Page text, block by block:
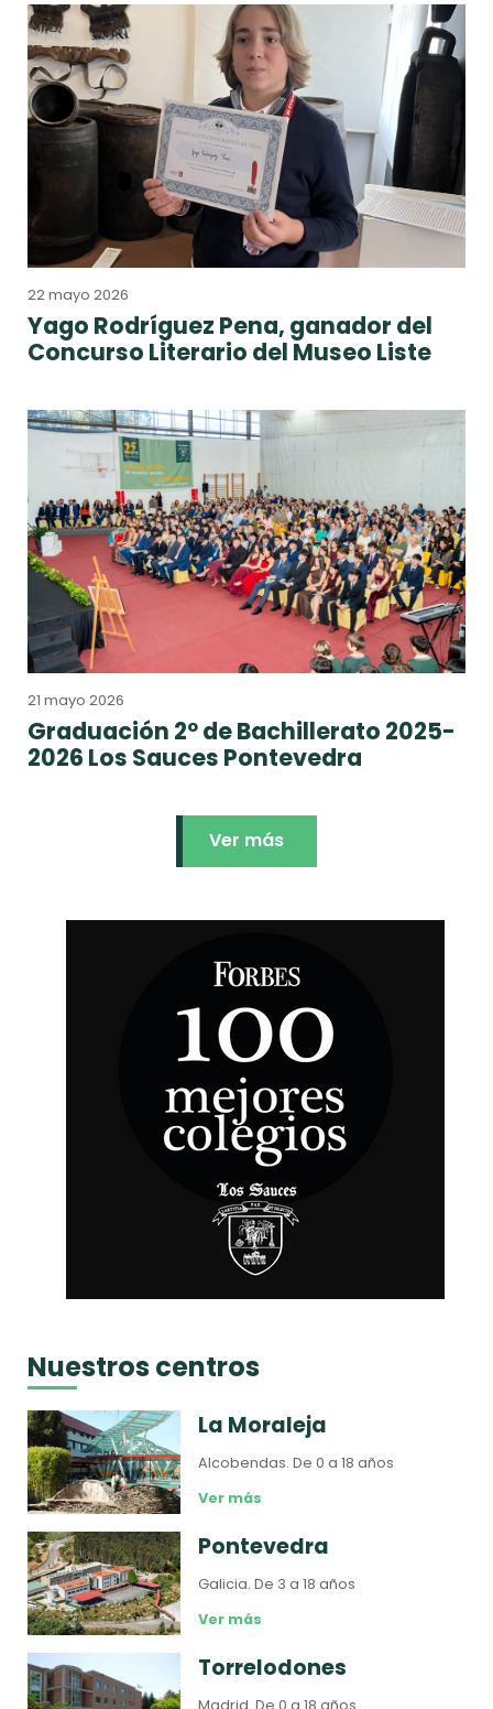
22 mayo 2026
Yago Rodríguez Pena, ganador del
Concurso Literario del Museo Liste
21 mayo 2026
Graduación 2º de Bachillerato 2025-
2026 Los Sauces Pontevedra
Ver más
Nuestros centros
La Moraleja
Alcobendas.De 0 a 18 años
Ver más
Pontevedra
Galicia.De 3 a 18 años
Ver más
Torrelodones
Madrid.De 0 a 18 años